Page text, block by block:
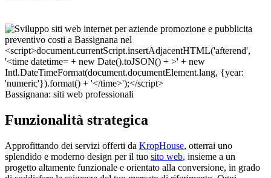
Bassignana: siti web professionali
Funzionalità strategica
Approfittando dei servizi offerti da KropHouse, otterrai uno
splendido e moderno design per il tuo sito web, insieme a un
progetto altamente funzionale e orientato alla conversione, in grado